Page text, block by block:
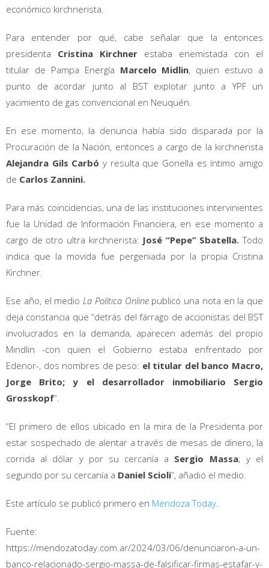
económico kirchnerista.
Para entender por qué, cabe señalar que la entonces
presidenta Cristina Kirchner estaba enemistada con el
titular de Pampa Energía Marcelo Midlin, quien estuvo a
punto de acordar junto al BST explotar junto a YPF un
yacimiento de gas convencional en Neuquén.
En ese momento, la denuncia había sido disparada por la
Procuración de la Nación, entonces a cargo de la kirchnerista
Alejandra Gils Carbó y resulta que Gonella es íntimo amigo
de Carlos Zannini.
Para más coincidencias, una de las instituciones intervinientes
fue la Unidad de Información Financiera, en ese momento a
cargo de otro ultra kirchnerista: José “Pepe” Sbatella. Todo
indica que la movida fue pergeniada por la propia Cristina
Kirchner.
Ese año, el medio La Política Onlinepublicó una nota en la que
deja constancia que “detrás del fárrago de accionistas del BST
involucrados en la demanda, aparecen además del propio
Mindlin -con quien el Gobierno estaba enfrentado por
Edenor-, dos nombres de peso: el titular del banco Macro,
Jorge Brito; y el desarrollador inmobiliario Sergio
Grosskopf”.
“El primero de ellos ubicado en la mira de la Presidenta por
estar sospechado de alentar a través de mesas de dinero, la
corrida al dólar y por su cercanía a Sergio Massa; y el
segundo por su cercanía a Daniel Scioli”, añadió el medio.
Este artículo se publicó primero en Mendoza Today
Fuente:
https://mendozatoday.com.ar/2024/03/06/denunciaron-a-un-
banco-relacionado-sergio-massa-de-falsificar-firmas-estafar-y-